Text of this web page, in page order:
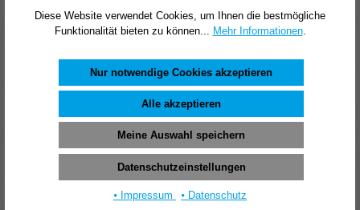
1.307,69 €*
(pro 1 Stück)
In den Warenkorb
Diese Website verwendet Cookies, um Ihnen die bestmögliche
Funktionalität bieten zu können...
Mehr Informationen.
Nur notwendige Cookies akzeptieren
Alle akzeptieren
Meine Auswahl speichern
Datenschutzeinstellungen
⦁ Impressum ⦁ Datenschutz